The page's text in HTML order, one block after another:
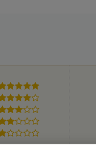
5 hvězdiček
4 hvězdičky
3 hvězdičky
2 hvězdičky
1 hvezdička